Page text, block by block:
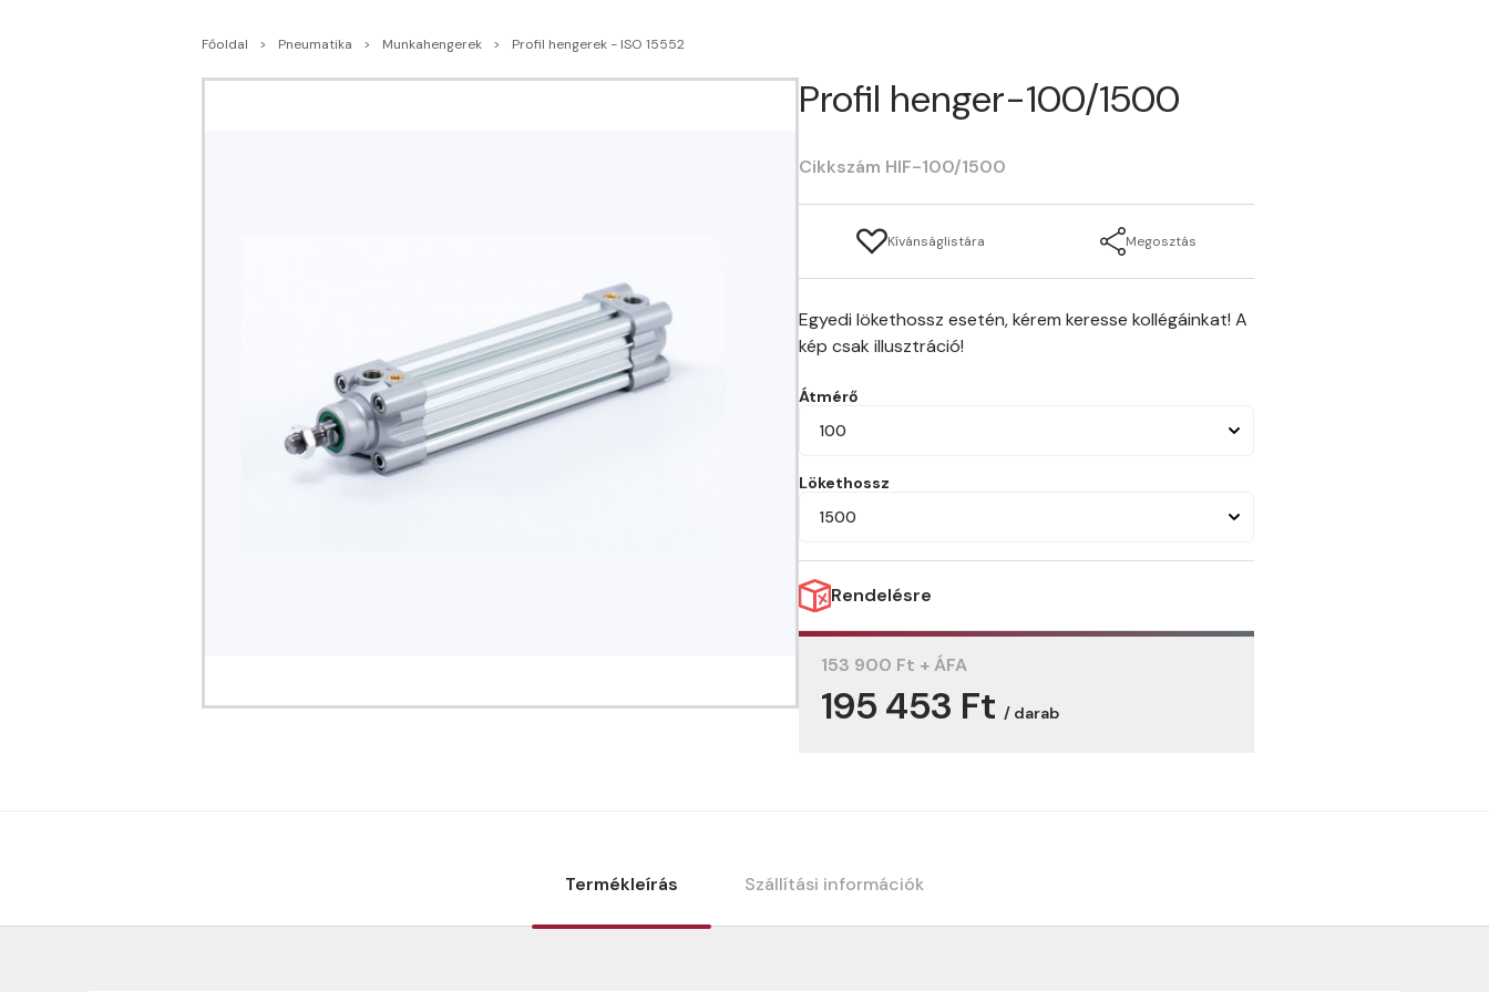
Főoldal Pneumatika Munkahengerek Profil hengerek - ISO 15552
Profil henger-100/1500
Cikkszám HIF-100/1500
Kívánságlistára Megosztás
Egyedi lökethossz esetén, kérem keresse kollégáinkat! A
kép csak illusztráció!
Átmérő
100
Lökethossz
1500
Rendelésre
153 900 Ft + ÁFA
195 453 Ft / darab
Termékleírás Szállítási információk